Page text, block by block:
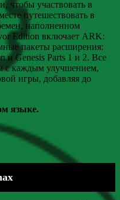
чтобы участвовать в
путешествовать в
наполненном
Edition включает ARK:
пакеты расширения:
и Genesis Parts 1 и 2. Все
с каждым улучшением,
игры, добавляя до
языке.